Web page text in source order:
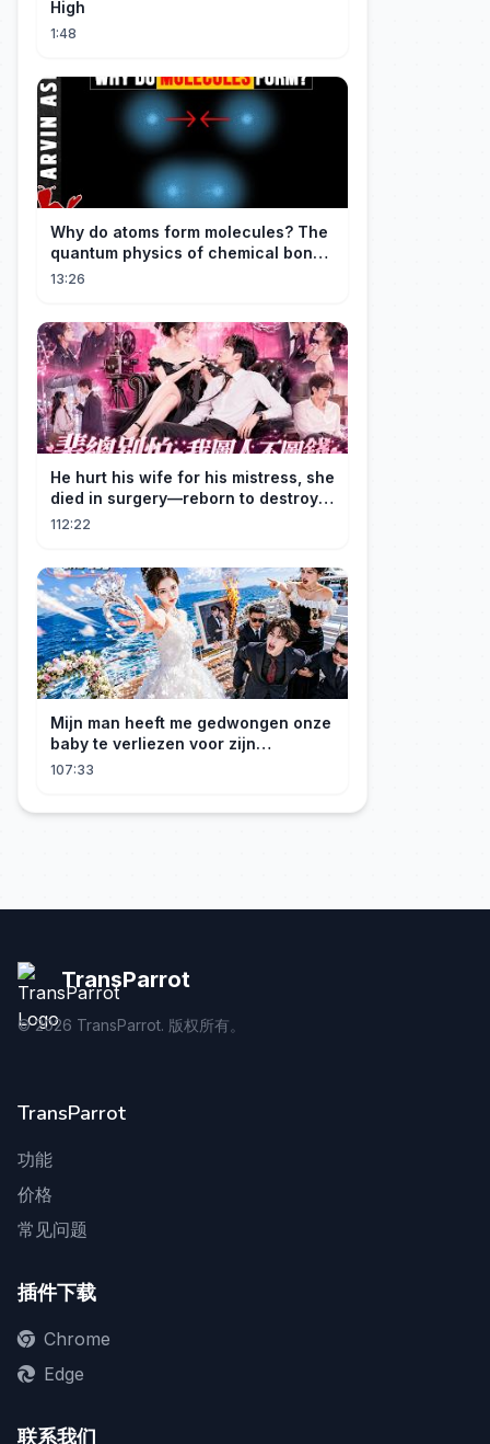
High
1:48
Why do atoms form molecules? The
quantum physics of chemical bonds
explained
13:26
He hurt his wife for his mistress, she
died in surgery—reborn to destroy
him!
112:22
Mijn man heeft me gedwongen onze
baby te verliezen voor zijn
maîtresse! Ik heb mijn ring in zee
107:33
TransParrot
©2026 TransParrot. 版权所有。
TransParrot
功能
价格
常见问题
插件下载
Chrome
Edge
联系我们